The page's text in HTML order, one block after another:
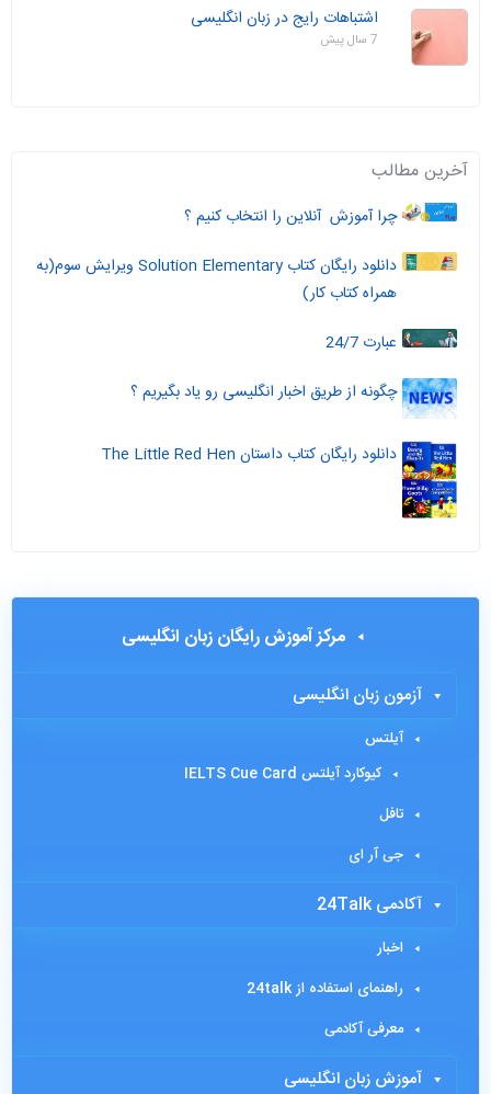
اشتباهات رایج در زبان انگلیسی
7 سال پیش
آخرین مطالب
چرا آموزش آنلاین را انتخاب کنیم ؟
دانلود رایگان کتاب Solution Elementary ویرایش سوم(به
همراه کتاب کار)
عبارت 24/7
چگونه از طریق اخبار انگلیسی رو یاد بگیریم ؟
دانلود رایگان کتاب داستان The Little Red Hen
مرکز آموزش رایگان زبان انگلیسی
آزمون زبان انگلیسی
آیلتس
کیوکارد آیلتس IELTS Cue Card
تافل
جی آر ای
آکادمی 24Talk
اخبار
راهنمای استفاده از 24talk
معرفی آکادمی
آموزش زبان انگلیسی